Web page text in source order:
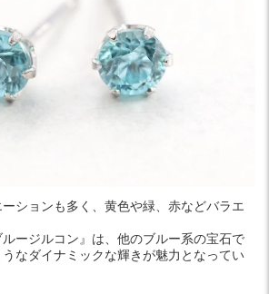
ションも多く、黄色や緑、赤などバラエ
ージルコン』は、他のブルー系の宝石で
なダイナミックな輝きが魅力となってい